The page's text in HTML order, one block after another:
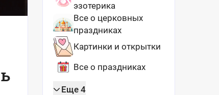
эзотерика
Все о церковных
праздниках
Картинки и открытки
Все о праздниках
Еще 4